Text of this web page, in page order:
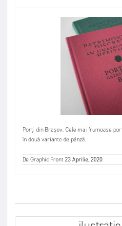
Porți din Brașov. Cele mai frumoase
în două variante de pânză.
DeGraphic Front23 Aprilie, 2020